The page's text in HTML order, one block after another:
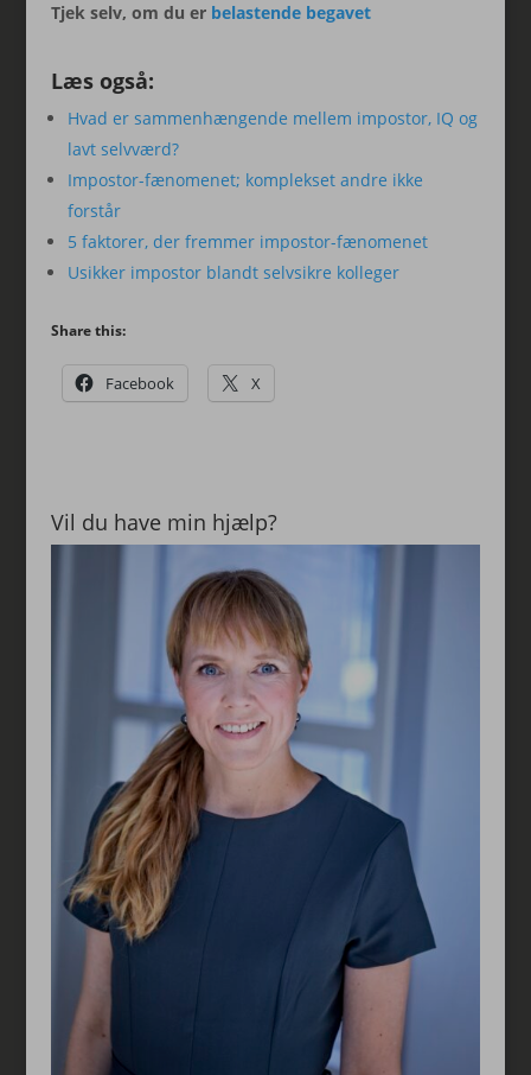
Tjek selv, om du er belastende begavet
Læs også:
Hvad er sammenhængende mellem impostor, IQ og
lavt selvværd?
Impostor-fænomenet; komplekset andre ikke
forstår
5 faktorer, der fremmer impostor-fænomenet
Usikker impostor blandt selvsikre kolleger
Share this:
Facebook X
Vil du have min hjælp?